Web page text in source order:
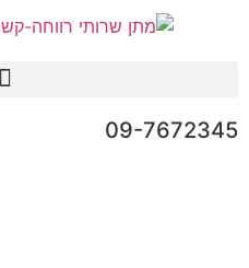
09-7672345